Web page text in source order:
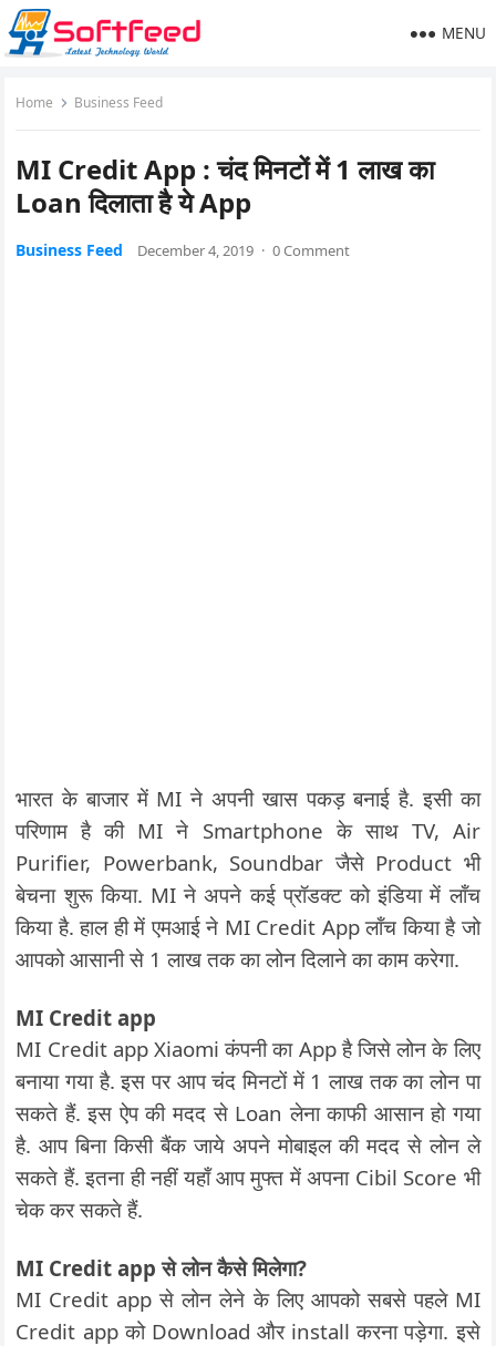
MENU
Home Business Feed
MI Credit App : चंद मिनटों में 1 लाख का
Loan दिलाता है ये App
Business Feed December 4, 2019 · 0 Comment
भारत के बाजार में MI ने अपनी खास पकड़ बनाई है. इसी का
परिणाम है की MI ने Smartphone के साथ TV, Air
Purifier, Powerbank, Soundbar जैसे Product भी
बेचना शुरू किया. MI ने अपने कई प्रॉडक्ट को इंडिया में लॉंच
किया है. हाल ही में एमआई ने MI Credit App लॉंच किया है जो
आपको आसानी से 1 लाख तक का लोन दिलाने का काम करेगा.
MI Credit app
MI Credit app Xiaomi कंपनी का App है जिसे लोन के लिए
बनाया गया है. इस पर आप चंद मिनटों में 1 लाख तक का लोन पा
सकते हैं. इस ऐप की मदद से Loan लेना काफी आसान हो गया
है. आप बिना किसी बैंक जाये अपने मोबाइल की मदद से लोन ले
सकते हैं. इतना ही नहीं यहाँ आप मुफ्त में अपना Cibil Score भी
चेक कर सकते हैं.
MI Credit app से लोन कैसे मिलेगा?
MI Credit app से लोन लेने के लिए आपको सबसे पहले MI
Credit app को Download और install करना पड़ेगा. इसे